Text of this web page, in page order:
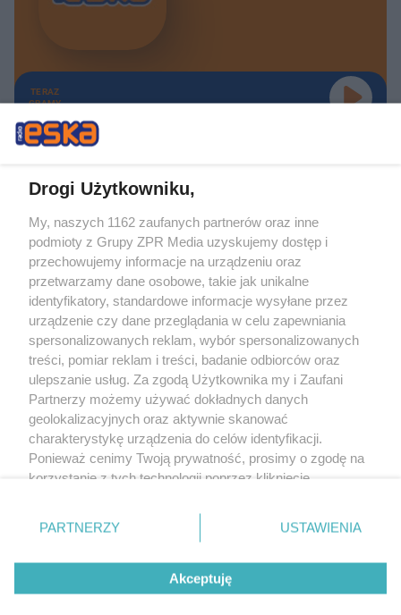
TERAZ
GRAMY
Żaden utwór zamieszczony w serwisie nie może być powielany i
rozpowszechniany lub dalej rozpowszechniany w jakikolwiek sposób (w
tym także elektroniczny lub mechaniczny) na jakimkolwiek polu
eksploatacji w jakiejkolwiek formie, włącznie z umieszczaniem w Internecie
bez pisemnej zgody właściciela praw. Jakiekolwiek użycie lub
wykorzystanie utworów w całości lub w części z naruszeniem prawa, tzn.
bez właściwej zgody, jest zabronione pod groźbą kary i może być ścigane
prawnie.
O nas
Drogi Użytkowniku,
My, naszych 1162 zaufanych partnerów oraz inne
podmioty z Grupy ZPR Media uzyskujemy dostęp i
przechowujemy informacje na urządzeniu oraz
przetwarzamy dane osobowe, takie jak unikalne
identyfikatory, standardowe informacje wysyłane przez
urządzenie czy dane przeglądania w celu zapewniania
spersonalizowanych reklam, wybór spersonalizowanych
treści, pomiar reklam i treści, badanie odbiorców oraz
ulepszanie usług. Za zgodą Użytkownika my i Zaufani
Partnerzy możemy używać dokładnych danych
geolokalizacyjnych oraz aktywnie skanować
charakterystykę urządzenia do celów identyfikacji.
Ponieważ cenimy Twoją prywatność, prosimy o zgodę na
korzystanie z tych technologii poprzez kliknięcie
zmienić/wycofać klikając przycisk ustawień prywatności
znajdujący się w lewym dolnym rogu strony
rodzaje przetwarzania danych nie wymagają zgody
użytkownika, ale masz prawo sprzeciwić się takiemu
przetwarzaniu. Preferencje będą miały zastosowanie tylko
PARTNERZY USTAWIENIA
Akceptuję